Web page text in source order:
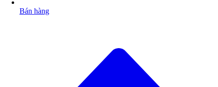
Bán hàng